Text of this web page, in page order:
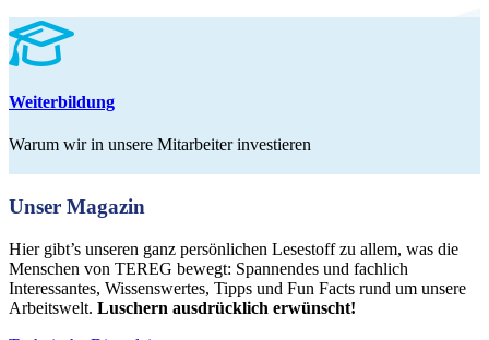
Weiterbildung
Warum wir in unsere Mitarbeiter investieren
Unser Magazin
Hier gibt’s unseren ganz persönlichen Lesestoff zu allem, was die
Menschen von TEREG bewegt: Spannendes und fachlich
Interessantes, Wissenswertes, Tipps und Fun Facts rund um unsere
Arbeitswelt. Luschern ausdrücklich erwünscht!